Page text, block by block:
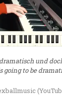
dramatisch und
going to be